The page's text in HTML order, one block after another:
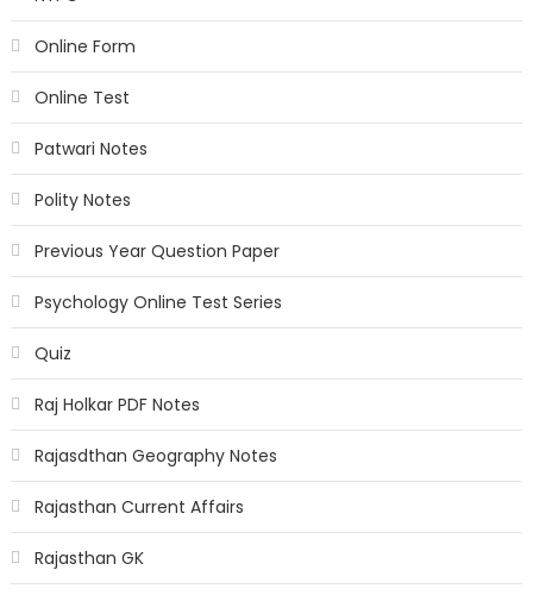
Online Form
Online Test
Patwari Notes
Polity Notes
Previous Year Question Paper
Psychology Online Test Series
Quiz
Raj Holkar PDF Notes
Rajasdthan Geography Notes
Rajasthan Current Affairs
Rajasthan GK